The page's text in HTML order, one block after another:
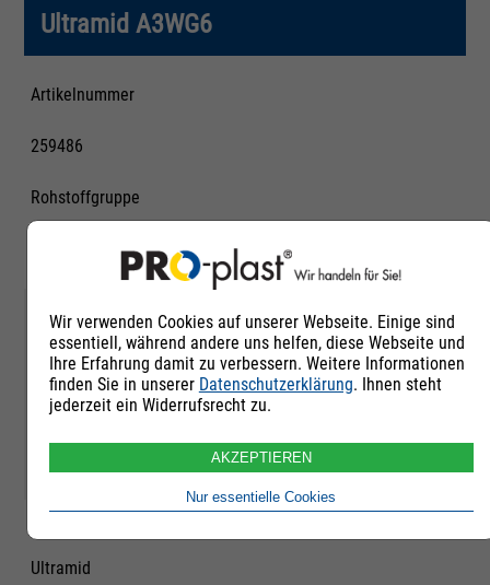
Ultramid A3WG6
Artikelnummer
259486
Rohstoffgruppe
Regranulat
Untergruppe
PA66 verstärkt 30-34% (GF, GK, MF, CF)
Handelsname
Ultramid
Wir verwenden Cookies auf unserer Webseite. Einige sind
essentiell, während andere uns helfen, diese Webseite und
Ihre Erfahrung damit zu verbessern. Weitere Informationen
finden Sie in unserer Datenschutzerklärung. Ihnen steht
jederzeit ein Widerrufsrecht zu.
AKZEPTIEREN
Nur essentielle Cookies